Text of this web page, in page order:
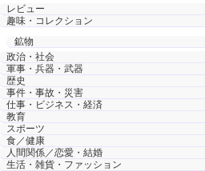
レビュー
趣味・コレクション
鉱物
政治・社会
軍事・兵器・武器
歴史
事件・事故・災害
仕事・ビジネス・経済
教育
スポーツ
食／健康
人間関係／恋愛・結婚
生活・雑貨・ファッション